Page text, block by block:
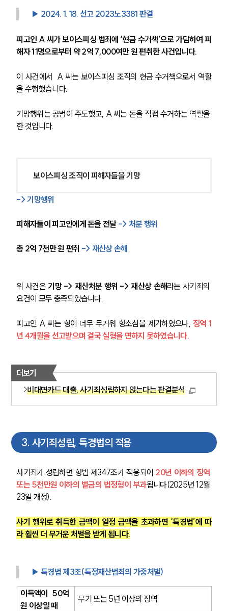
▶ 2024. 1. 18. 선고 2023노3381 판결
피고인 A 씨가 보이스피싱 범죄에 ‘현금 수거책’으로 가담하여 피
해자 11명으로부터 약 2억 7,000여만 원 편취한 사건입니다.
이 사건에서 A 씨는 보이스피싱 조직의 현금 수거책으로서 역할
을 수행했습니다.
기망행위는 공범이 주도했고, A 씨는 돈을 직접 수거하는 역할을
한 것입니다.
보이스피싱 조직이 피해자들을 기망
-> 기망행위
피해자들이 피고인에게 돈을 전달 -> 처분 행위
총 2억 7천만 원 편취 -> 재산상 손해
위 사건은 기망 -> 재산처분 행위 -> 재산상 손해라는 사기죄의
요건이 모두 충족되었습니다.
피고인 A 씨는 형이 너무 무거워 항소심을 제기하였으나, 징역 1
년 4개월을 선고받으며 결국 실형을 면하지 못하였습니다.
더보기
비대면카드 대출, 사기죄성립하지 않는다는 판결분석
3. 사기죄성립, 특경법의 적용
사기죄가 성립하면 형법 제347조가 적용되어 20년 이하의 징역
또는 5천만원 이하의 벌금의 법정형이 부과됩니다(2025년 12월
23일 개정).
사기 행위로 취득한 금액이 일정 금액을 초과하면 ‘특경법’에 따
라 훨씬 더 무거운 처벌을 받게 됩니다.
▶ 특경법 제3조(특정재산범죄의 가중처벌)
이득액이 50억
원 이상일 때
무기 또는 5년 이상의 징역